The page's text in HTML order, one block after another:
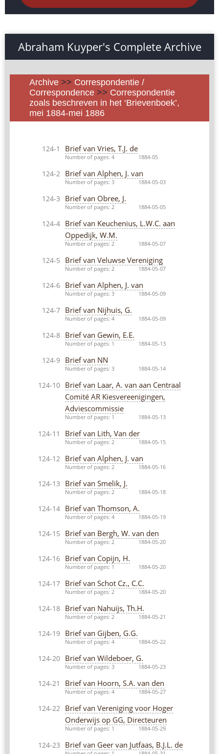
Abraham Kuyper's Complete Archive
Archive >> Correspondentie /
Correspondence >> Correspondentie
zoals beschreven in het ‘Brievenboek’,
mei 1884-mei 1886
124-1 Brief van Vries, T.J. de
Number of pages: 4 1884-05
124-2 Brief van Alphen, J. van
Number of pages: 3 1884-05-03
124-3 Brief van Obree, J.
Number of pages: 2 1884-05-05
124-4
Brief van Keuchenius, L.W.C. aan
Oppedijk, W.M.
Number of pages: 2 1884-05-07
124-5 Brief van Veluwse Vereniging
Number of pages: 2 1884-05-07
124-6 Brief van Alphen, J. van
Number of pages: 3 1884-05-09
124-7 Brief van Nijhuis, G.
Number of pages: 4 1884-05-09
124-8 Brief van Gewin, E.E.
Number of pages: 1 1884-05-13
124-9 Brief van NN
Number of pages: 3 1884-05-14
124-10
Brief van Laar, A. van aan Centraal
Comité AR Kiesvereenigingen,
Adviescommissie
Number of pages: 1 1884-05-13
124-11 Brief van Lith, Van der
Number of pages: 2 1884-05-15
124-12 Brief van Alphen, J. van
Number of pages: 2 1884-05-16
124-13 Brief van Smelik, J.
Number of pages: 2 1884-05-18
124-14 Brief van Thomson, A.
Number of pages: 4 1884-05-19
124-15 Brief van Bergh, W. van den
Number of pages: 2 1884-05-20
124-16 Brief van Copijn, H.
Number of pages: 1 1884-05-20
124-17 Brief van Schot Cz., C.C.
Number of pages: 2 1884-05-20
124-18 Brief van Nahuijs, Th.H.
Number of pages: 2 1884-05-21
124-19 Brief van Gijben, G.G.
Number of pages: 4 1884-05-22
124-20 Brief van Wildeboer, G.
Number of pages: 3 1884-05-23
124-21 Brief van Hoorn, S.A. van den
Number of pages: 4 1884-05-27
124-22
Brief van Vereniging voor Hoger
Onderwijs op GG, Directeuren
Number of pages: 1 1884-05-29
124-23 Brief van Geer van Jutfaas, B.J.L. de